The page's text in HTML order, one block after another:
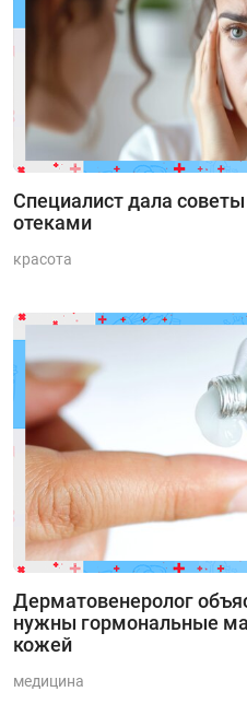
Специалист дала
отеками
красота
Дерматовенеролог
нужны гормональные
кожей
медицина